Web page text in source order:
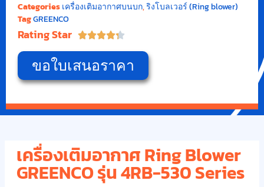
Categoriesเครื่องเติมอากาศบนบก,ริงโบลเวอร์ (Ring blower)
TagGREENCO
Rating Star 
ขอใบเสนอราคา
เครื่องเติมอากาศ Ring Blower
GREENCO รุ่น 4RB-530 Series